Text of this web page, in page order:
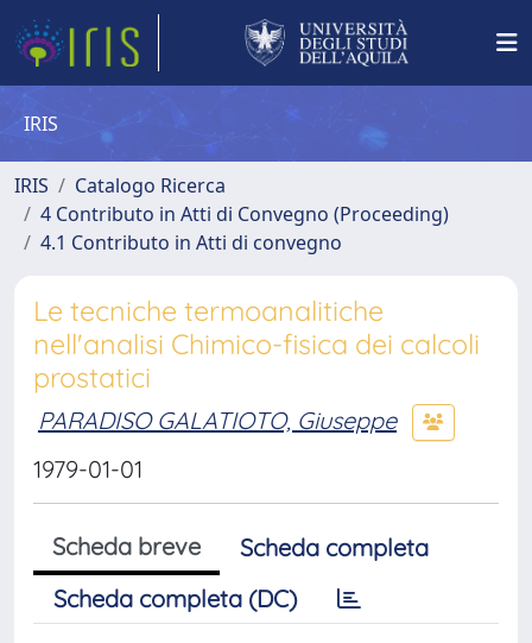
IRIS
IRIS
Catalogo Ricerca
4 Contributo in Atti di Convegno (Proceeding)
4.1 Contributo in Atti di convegno
Le tecniche termoanalitiche
nell'analisi Chimico-fisica dei calcoli
prostatici
PARADISO GALATIOTO, Giuseppe
1979-01-01
Scheda breve
Scheda completa
Scheda completa (DC)